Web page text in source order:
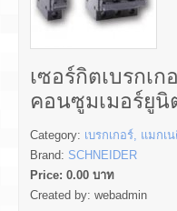
เซอร์กิตเบรกเ
คอนซูมเมอร์ยูนิ
Category: เบรกเกอร์, แมกเ
Brand: SCHNEIDER
Price: 0.00 บาท
Created by: webadmin